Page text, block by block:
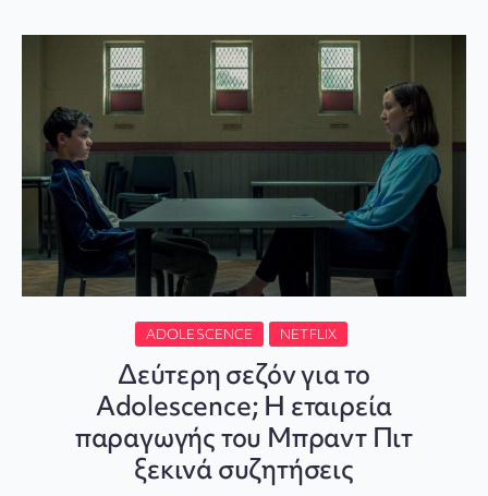
ADOLESCENCE NETFLIX
Δεύτερη σεζόν για το
Adolescence; Η εταιρεία
παραγωγής του Μπραντ Πιτ
ξεκινά συζητήσεις